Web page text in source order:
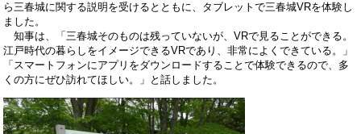
ら三春城に関する説明を受けるとともに、タブレットで三春城VRを体験し
ました。
知事は、「三春城そのものは残っていないが、VRで見ることができる。
江戸時代の暮らしをイメージできるVRであり、非常によくできている。」
「スマートフォンにアプリをダウンロードすることで体験できるので、多
くの方にぜひ訪れてほしい。」と話しました。